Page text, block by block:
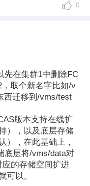
0
先在集群1中删除FC
取个新名字比如/v
西迁移到/vms/test
版本支持在线扩
），以及底层存储
），在此基础上，
底层将/vms/data对
的存储空间扩进
可以。